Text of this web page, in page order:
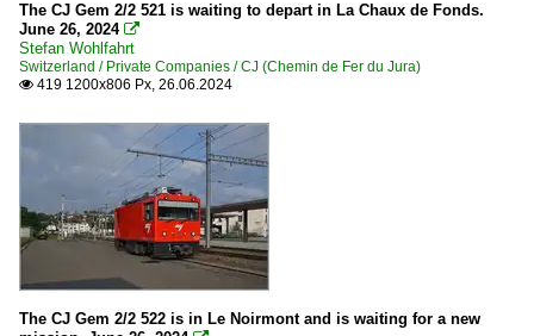
The CJ Gem 2/2 521 is waiting to depart in La Chaux de Fonds.
June 26, 2024 
Stefan Wohlfahrt
Switzerland / Private Companies / CJ (Chemin de Fer du Jura)
 419 1200x806 Px, 26.06.2024
The CJ Gem 2/2 522 is in Le Noirmont and is waiting for a new